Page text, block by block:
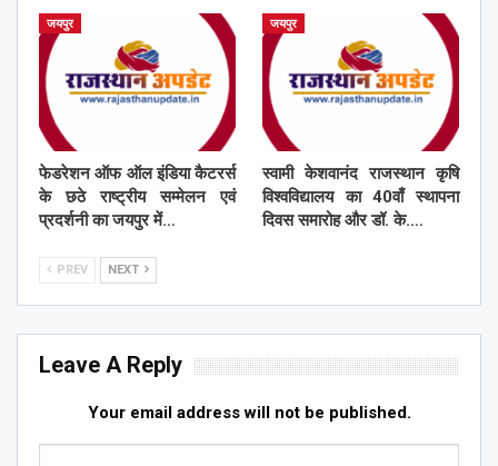
जयपुर
फेडरेशन ऑफ ऑल इंडिया कैटरर्स
के छठे राष्ट्रीय सम्मेलन एवं
प्रदर्शनी का जयपुर में…
जयपुर
स्वामी केशवानंद राजस्थान कृषि
विश्वविद्यालय का 40वाँ स्थापना
दिवस समारोह और डॉ. के.…
PREV NEXT
Leave A Reply
Your email address will not be published.